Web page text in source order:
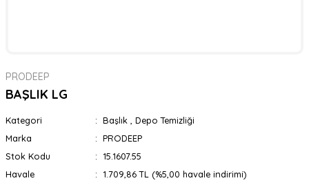
PRODEEP
BAŞLIK LG
Kategori Başlık
Depo Temizliği
Marka
PRODEEP
Stok Kodu
15.1607.55
Havale
1.709,86 TL (%5,00 havale indirimi)